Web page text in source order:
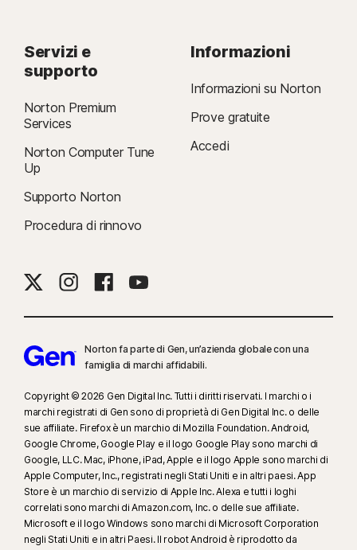
Servizi e
supporto
Norton Premium
Services
Norton Computer Tune
Up
Supporto Norton
Procedura di rinnovo
Informazioni
Informazioni su Norton
Prove gratuite
Accedi
Norton fa parte di Gen, un’azienda globale con una
famiglia di marchi affidabili.
Copyright © 2026 Gen Digital Inc. Tutti i diritti riservati. I marchi o i
marchi registrati di Gen sono di proprietà di Gen Digital Inc. o delle
sue affiliate. Firefox è un marchio di Mozilla Foundation. Android,
Google Chrome, Google Play e il logo Google Play sono marchi di
Google, LLC. Mac, iPhone, iPad, Apple e il logo Apple sono marchi di
Apple Computer, Inc., registrati negli Stati Uniti e in altri paesi. App
Store è un marchio di servizio di Apple Inc. Alexa e tutti i loghi
correlati sono marchi di Amazon.com, Inc. o delle sue affiliate.
Microsoft e il logo Windows sono marchi di Microsoft Corporation
negli Stati Uniti e in altri Paesi. Il robot Android è riprodotto da